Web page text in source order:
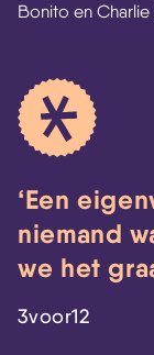
Bonito en Charlie
Een
niemand
we het
3voor12